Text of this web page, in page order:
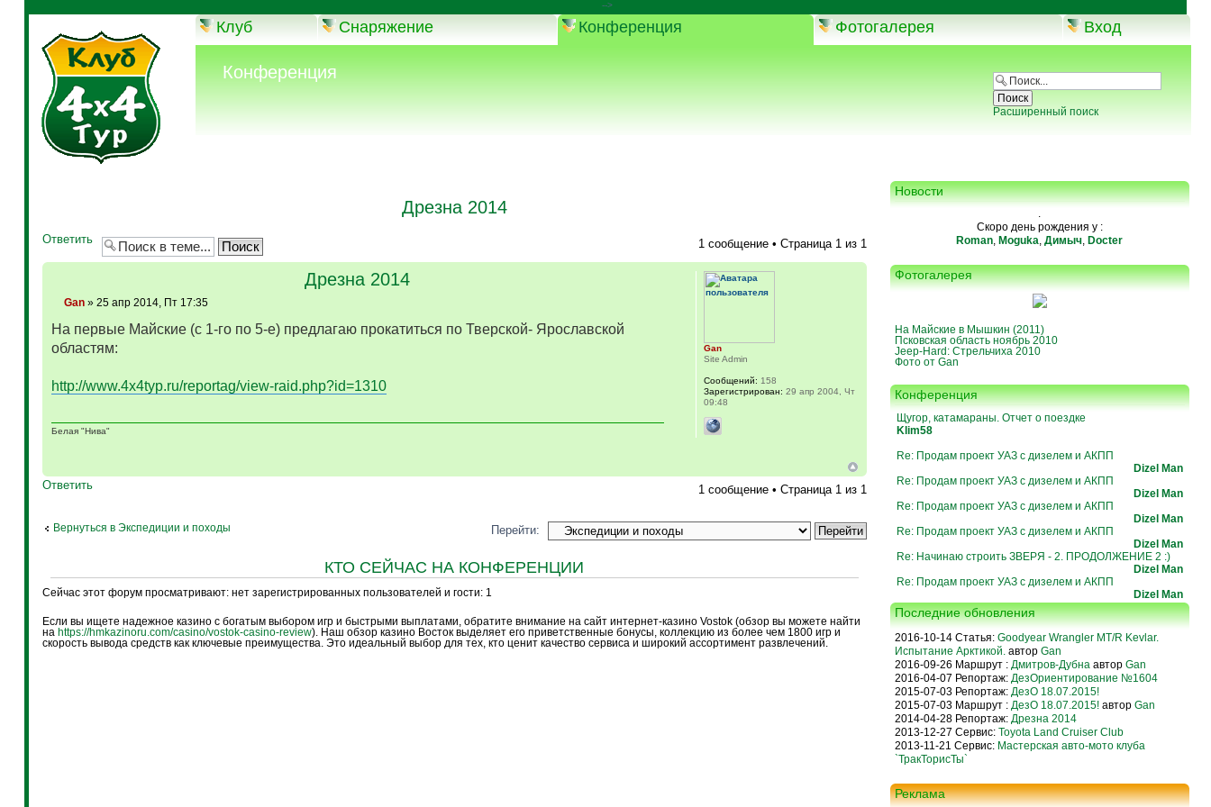
-->
Клуб Снаряжение Конференция Фотогалерея Вход
Конференция
Расширенный поиск
Дрезна 2014
Ответить 1 сообщение • Страница 1из 1
Дрезна 2014
Gan» 25 апр 2014, Пт 17:35
На первые Майские (с 1-го по 5-е) предлагаю прокатиться по Тверской- Ярославской
областям:
http://www.4x4typ.ru/reportag/view-raid.php?id=1310
Белая "Нива"
Gan
Site Admin
Сообщений: 158
Зарегистрирован: 29 апр 2004, Чт
09:48
Ответить 1 сообщение • Страница 1из 1
Вернуться в Экспедиции и походы Перейти:
КТО СЕЙЧАС НА КОНФЕРЕНЦИИ
Сейчас этот форум просматривают: нет зарегистрированных пользователей и гости: 1
Если вы ищете надежное казино с богатым выбором игр и быстрыми выплатами, обратите внимание на сайт интернет-казино Vostok (обзор вы можете найти
на https://hmkazinoru.com/casino/vostok-casino-review). Наш обзор казино Восток выделяет его приветственные бонусы, коллекцию из более чем 1800 игр и
скорость вывода средств как ключевые преимущества. Это идеальный выбор для тех, кто ценит качество сервиса и широкий ассортимент развлечений.
Новости
.
Скоро день рождения у :
Roman, Moguka,Димыч, Docter
Фотогалерея
На Майские в Мышкин (2011)
Псковская область ноябрь 2010
Jeep-Hard: Стрельчиха 2010
Фото от Gan
Конференция
Щугор, катамараны. Отчет о поездке
Klim58
Re: Продам проект УАЗ с дизелем и АКПП
Dizel Man
Re: Продам проект УАЗ с дизелем и АКПП
Dizel Man
Re: Продам проект УАЗ с дизелем и АКПП
Dizel Man
Re: Продам проект УАЗ с дизелем и АКПП
Dizel Man
Re: Начинаю строить ЗВЕРЯ - 2. ПРОДОЛЖЕНИЕ 2 :)
Dizel Man
Re: Продам проект УАЗ с дизелем и АКПП
Dizel Man
Последние обновления
2016-10-14 Статья: Goodyear Wrangler MT/R Kevlar.
Испытание Арктикой.автор Gan
2016-09-26 Маршрут : Дмитров-Дубнаавтор Gan
2016-04-07 Репортаж: ДезОриентирование №1604
2015-07-03 Репортаж: ДезО 18.07.2015!
2015-07-03 Маршрут : ДезО 18.07.2015! автор Gan
2014-04-28 Репортаж: Дрезна 2014
2013-12-27 Сервис: Toyota Land Cruiser Club
2013-11-21 Сервис: Мастерская авто-мото клуба
`ТракТорисТы`
Реклама